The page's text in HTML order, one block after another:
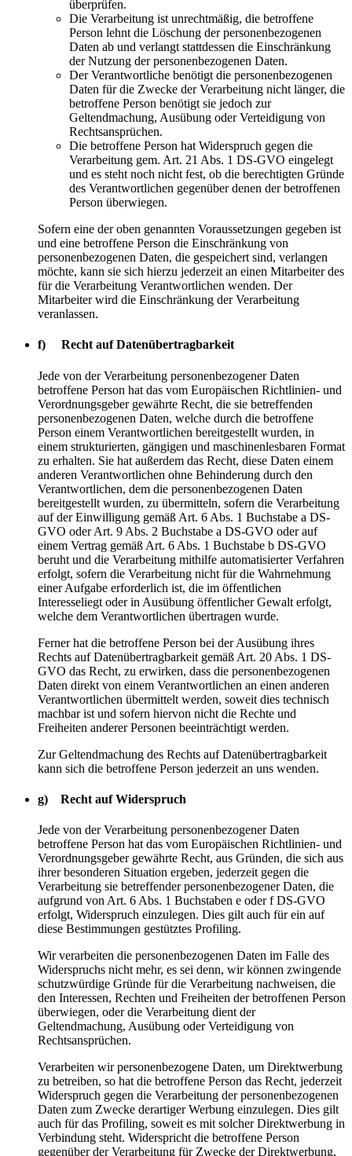
überprüfen.
Die Verarbeitung ist unrechtmäßig, die betroffene
Person lehnt die Löschung der personenbezogenen
Daten ab und verlangt stattdessen die Einschränkung
der Nutzung der personenbezogenen Daten.
Der Verantwortliche benötigt die personenbezogenen
Daten für die Zwecke der Verarbeitung nicht länger, die
betroffene Person benötigt sie jedoch zur
Geltendmachung, Ausübung oder Verteidigung von
Rechtsansprüchen.
Die betroffene Person hat Widerspruch gegen die
Verarbeitung gem. Art. 21 Abs. 1 DS-GVO eingelegt
und es steht noch nicht fest, ob die berechtigten Gründe
des Verantwortlichen gegenüber denen der betroffenen
Person überwiegen.
Sofern eine der oben genannten Voraussetzungen gegeben ist
und eine betroffene Person die Einschränkung von
personenbezogenen Daten, die gespeichert sind, verlangen
möchte, kann sie sich hierzu jederzeit an einen Mitarbeiter des
für die Verarbeitung Verantwortlichen wenden. Der
Mitarbeiter wird die Einschränkung der Verarbeitung
veranlassen.
f) Recht auf Datenübertragbarkeit
Jede von der Verarbeitung personenbezogener Daten
betroffene Person hat das vom Europäischen Richtlinien- und
Verordnungsgeber gewährte Recht, die sie betreffenden
personenbezogenen Daten, welche durch die betroffene
Person einem Verantwortlichen bereitgestellt wurden, in
einem strukturierten, gängigen und maschinenlesbaren Format
zu erhalten. Sie hat außerdem das Recht, diese Daten einem
anderen Verantwortlichen ohne Behinderung durch den
Verantwortlichen, dem die personenbezogenen Daten
bereitgestellt wurden, zu übermitteln, sofern die Verarbeitung
auf der Einwilligung gemäß Art. 6 Abs. 1 Buchstabe a DS-
GVO oder Art. 9 Abs. 2 Buchstabe a DS-GVO oder auf
einem Vertrag gemäß Art. 6 Abs. 1 Buchstabe b DS-GVO
beruht und die Verarbeitung mithilfe automatisierter Verfahren
erfolgt, sofern die Verarbeitung nicht für die Wahrnehmung
einer Aufgabe erforderlich ist, die im öffentlichen
Interesseliegt oder in Ausübung öffentlicher Gewalt erfolgt,
welche dem Verantwortlichen übertragen wurde.
Ferner hat die betroffene Person bei der Ausübung ihres
Rechts auf Datenübertragbarkeit gemäß Art. 20 Abs. 1 DS-
GVO das Recht, zu erwirken, dass die personenbezogenen
Daten direkt von einem Verantwortlichen an einen anderen
Verantwortlichen übermittelt werden, soweit dies technisch
machbar ist und sofern hiervon nicht die Rechte und
Freiheiten anderer Personen beeinträchtigt werden.
Zur Geltendmachung des Rechts auf Datenübertragbarkeit
kann sich die betroffene Person jederzeit an uns wenden.
g) Recht auf Widerspruch
Jede von der Verarbeitung personenbezogener Daten
betroffene Person hat das vom Europäischen Richtlinien- und
Verordnungsgeber gewährte Recht, aus Gründen, die sich aus
ihrer besonderen Situation ergeben, jederzeit gegen die
Verarbeitung sie betreffender personenbezogener Daten, die
aufgrund von Art. 6 Abs. 1 Buchstaben e oder f DS-GVO
erfolgt, Widerspruch einzulegen. Dies gilt auch für ein auf
diese Bestimmungen gestütztes Profiling.
Wir verarbeiten die personenbezogenen Daten im Falle des
Widerspruchs nicht mehr, es sei denn, wir können zwingende
schutzwürdige Gründe für die Verarbeitung nachweisen, die
den Interessen, Rechten und Freiheiten der betroffenen Person
überwiegen, oder die Verarbeitung dient der
Geltendmachung, Ausübung oder Verteidigung von
Rechtsansprüchen.
Verarbeiten wir personenbezogene Daten, um Direktwerbung
zu betreiben, so hat die betroffene Person das Recht, jederzeit
Widerspruch gegen die Verarbeitung der personenbezogenen
Daten zum Zwecke derartiger Werbung einzulegen. Dies gilt
auch für das Profiling, soweit es mit solcher Direktwerbung in
Verbindung steht. Widerspricht die betroffene Person
gegenüber der Verarbeitung für Zwecke der Direktwerbung,